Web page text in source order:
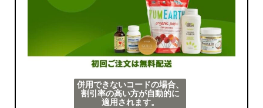
併用できないコードの場合、
割引率の高い方が自動的に
適用されます。